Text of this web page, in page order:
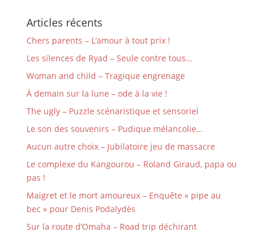
Articles récents
Chers parents – L’amour à tout prix !
Les silences de Ryad – Seule contre tous…
Woman and child – Tragique engrenage
À demain sur la lune – ode à la vie !
The ugly – Puzzle scénaristique et sensoriel
Le son des souvenirs – Pudique mélancolie…
Aucun autre choix – Jubilatoire jeu de massacre
Le complexe du Kangourou – Roland Giraud, papa ou
pas !
Maigret et le mort amoureux – Enquête « pipe au
bec » pour Denis Podalydès
Sur la route d’Omaha – Road trip déchirant